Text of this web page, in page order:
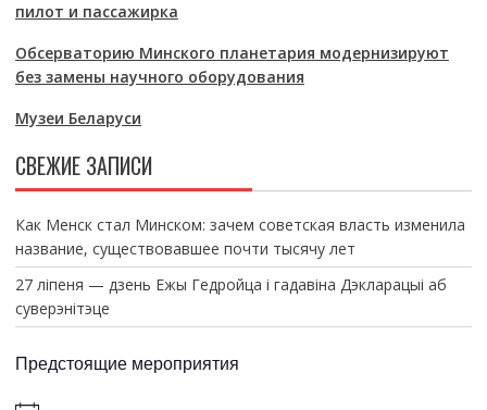
пилот и пассажирка
Обсерваторию Минского планетария модернизируют
без замены научного оборудования
Музеи Беларуси
СВЕЖИЕ ЗАПИСИ
Как Менск стал Минском: зачем советская власть изменила
название, существовавшее почти тысячу лет
27 ліпеня — дзень Ежы Гедройца і гадавіна Дэкларацыі аб
суверэнітэце
Предстоящие мероприятия